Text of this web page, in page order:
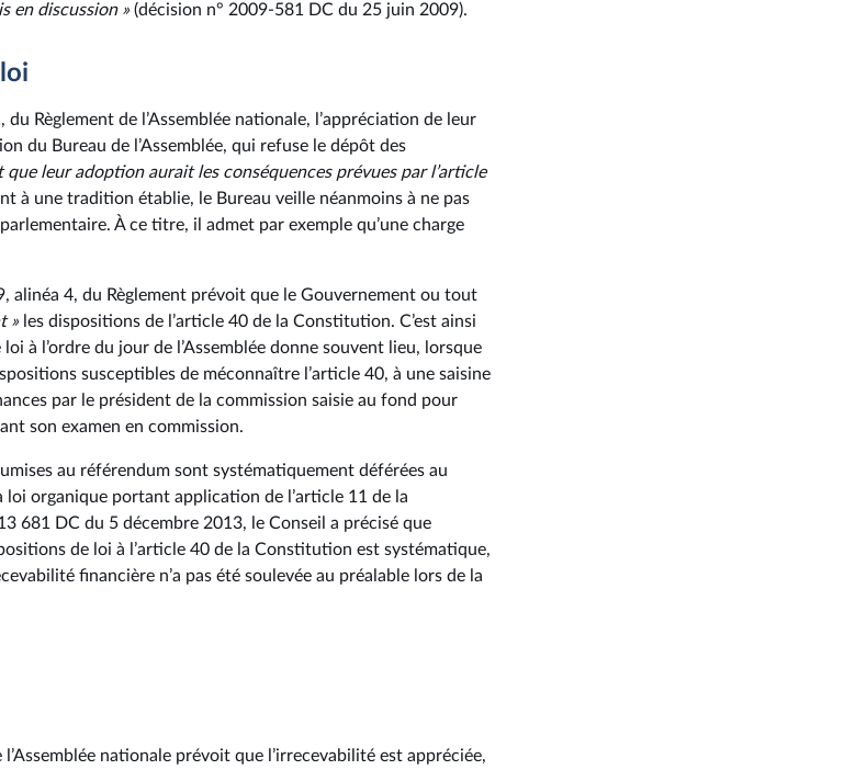
en discussion » (décision n° 2009-581 DC du 25 juin 2009).
Règlement de l’Assemblée nationale, l’appréciation de leur
du Bureau de l’Assemblée, qui refuse le dépôt des
que leur adoption aurait les conséquences prévues par l’article
à une tradition établie, le Bureau veille néanmoins à ne pas
À ce titre, il admet par exemple qu’une charge
alinéa 4, du Règlement prévoit que le Gouvernement ou tout
» les dispositions de l’article 40 de la Constitution. C’est ainsi
à l’ordre du jour de l’Assemblée donne souvent lieu, lorsque
susceptibles de méconnaître l’article 40, à une saisine
par le président de la commission saisie au fond pour
son examen en commission.
au référendum sont systématiquement déférées au
organique portant application de l’article 11 de la
681 DC du 5 décembre 2013, le Conseil a précisé que
de loi à l’article 40 de la Constitution est systématique,
financière n’a pas été soulevée au préalable lors de la
l’Assemblée nationale prévoit que l’irrecevabilité est appréciée,